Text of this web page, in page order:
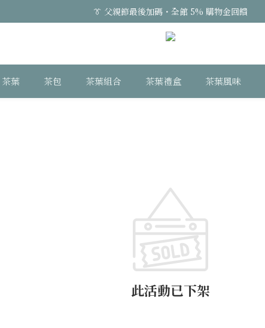
👔 父親節最後加碼・全館 5% 購物金回饋
茶葉 茶包 茶葉組合 茶葉禮盒 茶葉風味
此活動已下架